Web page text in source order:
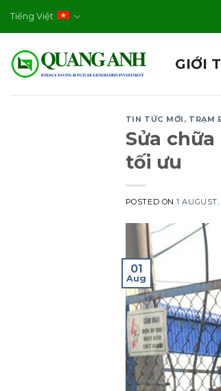
Tiếng Việt
GIỚI
TIN TỨC MỚI , TRẠM
Sửa
tối ưu
POSTED ON1
01
Aug